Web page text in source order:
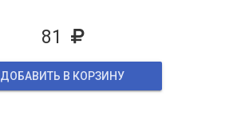
81
ДОБАВИТЬ В КОРЗИНУ